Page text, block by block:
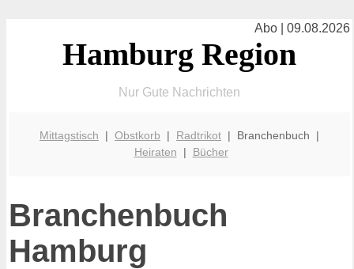
Abo | 09.08.2026
Hamburg Region
Nur Gute Nachrichten
Mittagstisch | Obstkorb | Radtrikot | Branchenbuch |
Heiraten | Bücher
Branchenbuch
Hamburg